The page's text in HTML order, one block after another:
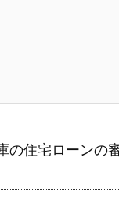
の住宅ローンの